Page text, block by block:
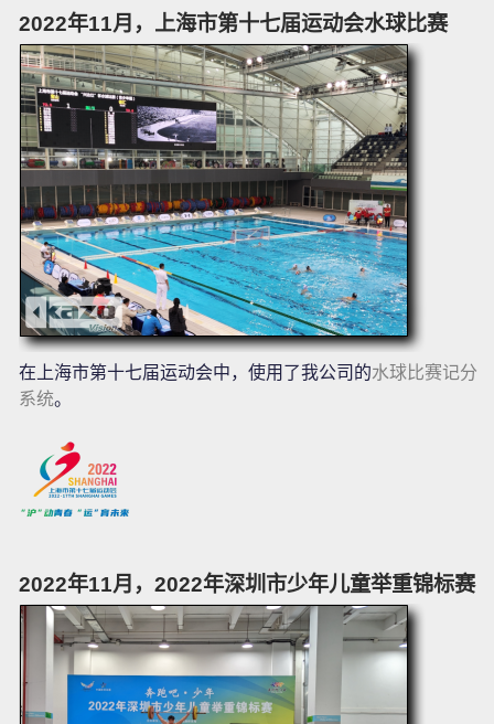
2022年11月，上海市第十七届运动会水球比赛
在上海市第十七届运动会中，使用了我公司的水球比赛记分
系统。
2022年11月，2022年深圳市少年儿童举重锦标赛